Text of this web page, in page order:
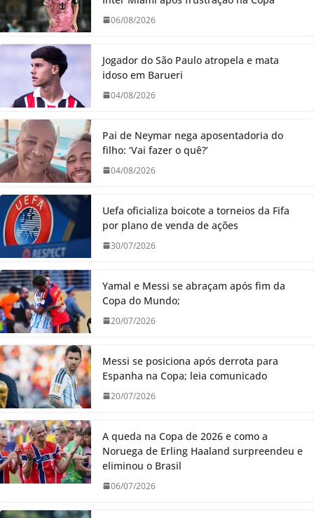
06/08/2026
Jogador do São Paulo atropela e mata
idoso em Barueri
04/08/2026
Pai de Neymar nega aposentadoria do
filho: ‘Vai fazer o quê?’
04/08/2026
Uefa oficializa boicote a torneios da Fifa
por plano de venda de ações
30/07/2026
Yamal e Messi se abraçam após fim da
Copa do Mundo;
20/07/2026
Messi se posiciona após derrota para
Espanha na Copa; leia comunicado
20/07/2026
A queda na Copa de 2026 e como a
Noruega de Erling Haaland surpreendeu e
eliminou o Brasil
06/07/2026